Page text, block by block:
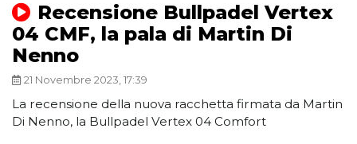
Recensione Bullpadel Vertex
04 CMF, la pala di Martin Di
Nenno
21 Novembre 2023, 17:39
La recensione della nuova racchetta firmata da Martin
Di Nenno, la Bullpadel Vertex 04 Comfort